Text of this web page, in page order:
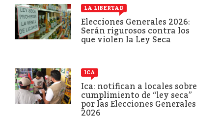
LA LIBERTAD
Elecciones Generales 2026:
Serán rigurosos contra los
que violen la Ley Seca
ICA
Ica: notifican a locales sobre
cumplimiento de “ley seca”
por las Elecciones Generales
2026